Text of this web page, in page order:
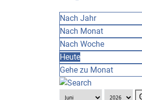
Nach Jahr
Nach Monat
Nach Woche
Heute
Gehe zu Monat